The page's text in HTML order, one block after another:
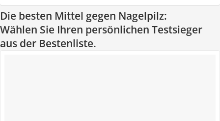
Die besten Mittel gegen Nagelpilz:
Wählen Sie Ihren persönlichen Testsieger
aus der Bestenliste.